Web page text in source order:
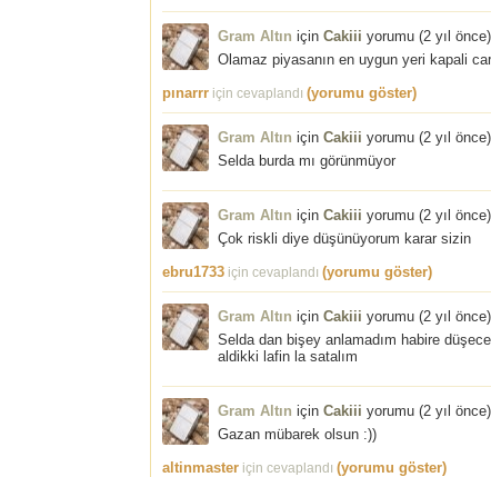
Gram Altın için Cakiii yorumu (2 yıl önce)
Olamaz piyasanın en uygun yeri kapali
pınarrr için cevaplandı (yorumu göster)
Gram Altın için Cakiii yorumu (2 yıl önce)
Selda burda mı görünmüyor
Gram Altın için Cakiii yorumu (2 yıl önce)
Çok riskli diye düşünüyorum karar sizin
ebru1733 için cevaplandı (yorumu göster)
Gram Altın için Cakiii yorumu (2 yıl önce)
Selda dan bişey anlamadım habire
aldikki lafin la satalım
Gram Altın için Cakiii yorumu (2 yıl önce)
Gazan mübarek olsun :))
altinmaster için cevaplandı (yorumu göster)